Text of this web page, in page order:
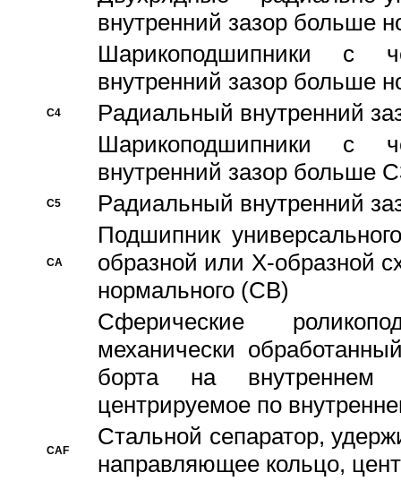
внутренний зазор больше
Шарикоподшипники с
внутренний зазор больше
C4
Pадиальный внутренний
Шарикоподшипники с
внутренний зазор больше
C5 Pадиальный внутренний
CA
Подшипник
образной или Х-образной
нормального (CB)
Сферические
механически
борта на внутреннем
центрируемое по
CAF
Стальной сепаратор,
направляющее кольцо,